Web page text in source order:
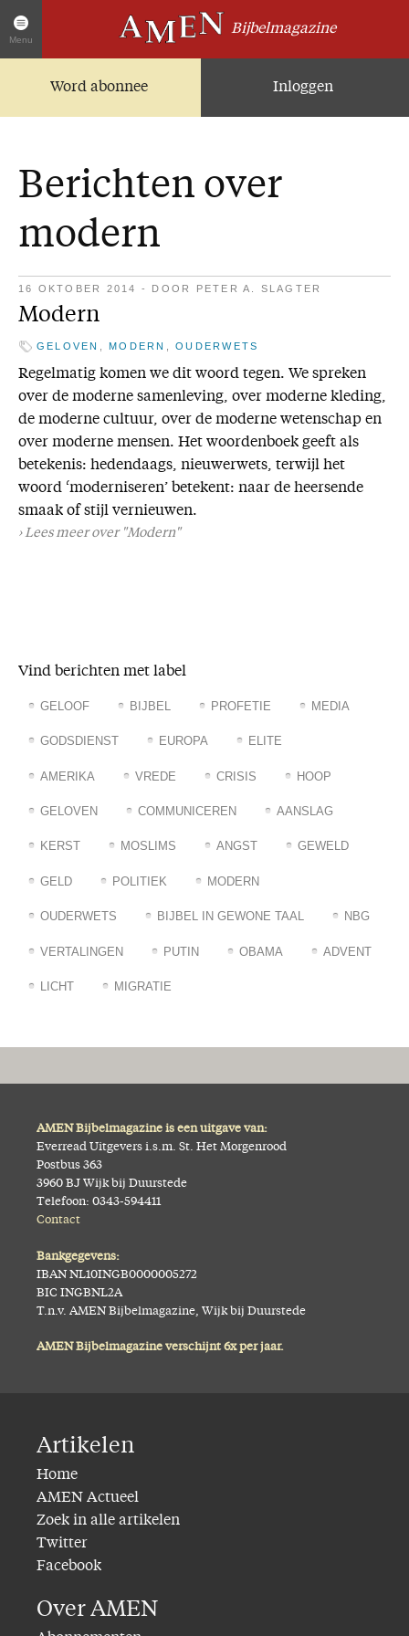
Menu
Bijbelmagazine
Word abonnee Inloggen
Artikelen
Zoek in alle artikelen
Facebook
Over AMEN
Abonnementen
Geschenkabonnement
Proefnummer AMEN
Steun AMEN
Service
Adreswijziging
Nabestellen
Berichten over
modern
Modern
16 OKTOBER 2014 - DOOR PETER A. SLAGTER
GELOVEN MODERN ,OUDERWETS
Regelmatig komen we dit woord tegen. We spreken
over de moderne samenleving, over moderne kleding,
de moderne cultuur, over de moderne wetenschap en
over moderne mensen. Het woordenboek geeft als
betekenis: hedendaags, nieuwerwets, terwijl het
woord ‘moderniseren’ betekent: naar de heersende
smaak of stijl vernieuwen.
Lees meer over "Modern"
Vind berichten met label
GELOOF BIJBEL PROFETIE MEDIA
GODSDIENST EUROPA ELITE
AMERIKA VREDE CRISIS HOOP
GELOVEN COMMUNICEREN AANSLAG
KERST MOSLIMS ANGST GEWELD
GELD POLITIEK MODERN
OUDERWETS BIJBEL IN GEWONE TAAL NBG
VERTALINGEN PUTIN OBAMA ADVENT
LICHT MIGRATIE
AMEN Bijbelmagazine is een uitgave van:
Everread Uitgevers i.s.m. St. Het Morgenrood
Postbus 363
3960 BJ Wijk bij Duurstede
Telefoon: 0343-594411
Contact
Bankgegevens:
IBAN NL10INGB0000005272
BIC INGBNL2A
T.n.v. AMEN Bijbelmagazine, Wijk bij Duurstede
AMEN Bijbelmagazine verschijnt 6x per jaar.
Artikelen
Home
AMEN Actueel
Zoek in alle artikelen
Twitter
Facebook
Over AMEN